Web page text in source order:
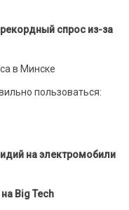
спрос из-за
в Минске
пользоваться:
на электромобили
Big Tech